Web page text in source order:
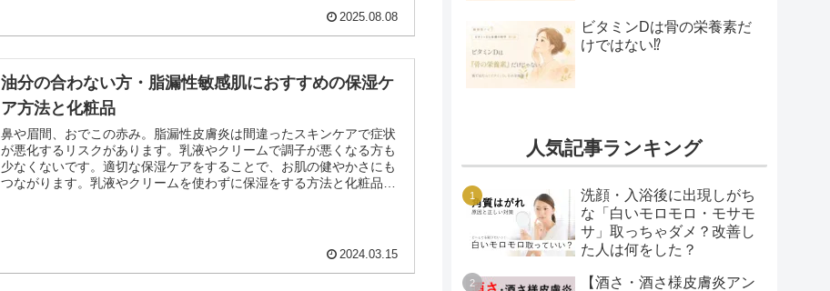
2025.08.08
油分の合わない方・脂漏性敏感肌におすすめの保湿ケ
ア方法と化粧品
鼻や眉間、おでこの赤み。脂漏性皮膚炎は間違ったスキンケアで症状
が悪化するリスクがあります。乳液やクリームで調子が悪くなる方も
少なくないです。適切な保湿ケアをすることで、お肌の健やかさにも
つながります。乳液やクリームを使わずに保湿をする方法と化粧品を
2024.03.15
ビタミンDは骨の栄養素だ
けではない⁉
人気記事ランキング
洗顔・入浴後に出現しがち
な「白いモロモロ・モサモ
サ」取っちゃダメ？改善し
た人は何をした？
【酒さ・酒さ様皮膚炎アン